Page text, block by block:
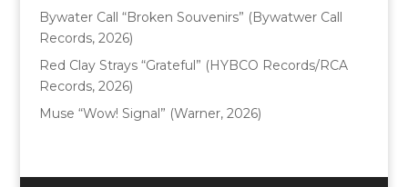
Bywater Call “Broken Souvenirs” (Bywatwer Call
Records, 2026)
Red Clay Strays “Grateful” (HYBCO Records/RCA
Records, 2026)
Muse “Wow! Signal” (Warner, 2026)